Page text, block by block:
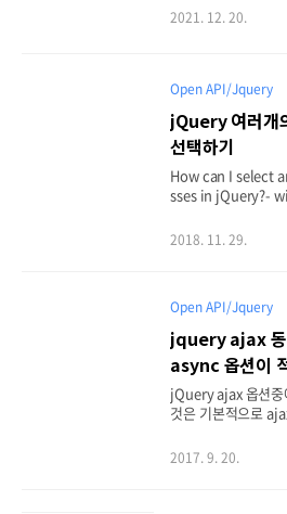
가능. https://
al forms. The
ommon and
l", "name", or
erf..
2021. 12. 20.
Open API/Jquery
jQuery 여러개
선택하기
How can I select
sses in jQuery?-
할까- 띄어쓰기 없
2018. 11. 29.
Open API/Jquery
jquery ajax 동
async 옵션이
jQuery ajax 옵션중
것은 기본적으로
상 적용이 되지 않는
2017. 9. 20.